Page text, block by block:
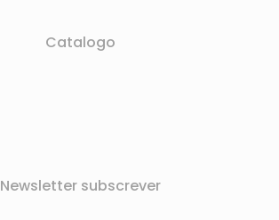
Catalogo
Newsletter subscrever